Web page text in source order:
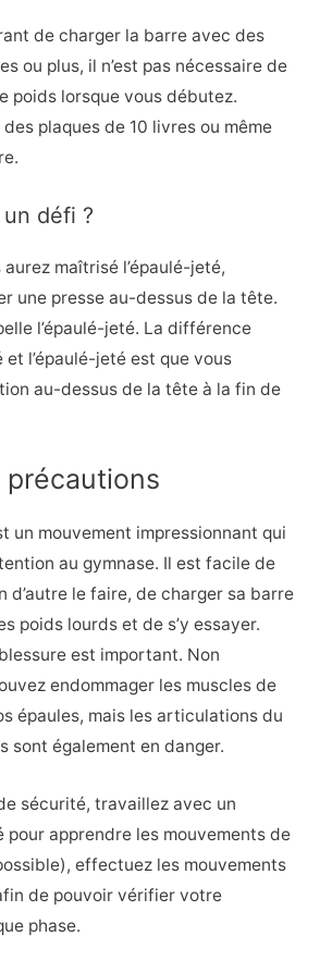
de charger la barre avec des
ou plus, il n’est pas nécessaire de
poids lorsque vous débutez.
plaques de 10 livres ou même
défi ?
maîtrisé l’épaulé-jeté,
une presse au-dessus de la tête.
l’épaulé-jeté. La différence
et l’épaulé-jeté est que vous
au-dessus de la tête à la fin de
un mouvement impressionnant qui
au gymnase. Il est facile de
d’autre le faire, de charger sa barre
poids lourds et de s’y essayer.
est important. Non
endommager les muscles de
épaules, mais les articulations du
sont également en danger.
sécurité, travaillez avec un
apprendre les mouvements de
effectuez les mouvements
de pouvoir vérifier votre
phase.